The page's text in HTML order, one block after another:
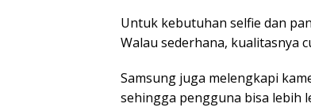
Untuk kebutuhan selfie dan
Walau sederhana, kualitasnya
Samsung juga melengkapi
sehingga pengguna bisa lebih